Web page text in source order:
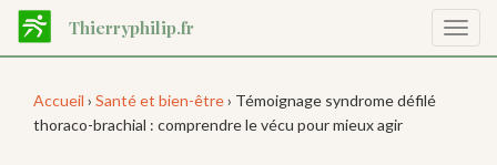
Aller
contenu
Thierryphilip.fr
la
Accueil › Santé et bien-être› Témoignage syndrome défilé
thoraco-brachial : comprendre le vécu pour mieux agir